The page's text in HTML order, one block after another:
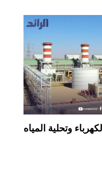
وتحلية المياه